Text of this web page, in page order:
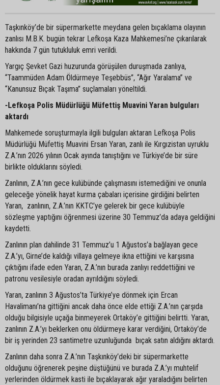
Taşkınköy’de bir süpermarkette meydana gelen bıçaklama olayının
zanlısı M.B.K. bugün tekrar Lefkoşa Kaza Mahkemesi’ne çıkarılarak
hakkında 7 gün tutukluluk emri verildi.
Yargıç Şevket Gazi huzurunda görüşülen duruşmada zanlıya,
“Taammüden Adam Öldürmeye Teşebbüs”, “Ağır Yaralama” ve
“Kanunsuz Bıçak Taşıma” suçlamaları yöneltildi.
-Lefkoşa Polis Müdürlüğü Müfettiş Muavini Yaran bulguları
aktardı
Mahkemede soruşturmayla ilgili bulguları aktaran Lefkoşa Polis
Müdürlüğü Müfettiş Muavini Ersan Yaran, zanlı ile Kırgızistan uyruklu
Z.A.’nın 2026 yılının Ocak ayında tanıştığını ve Türkiye’de bir süre
birlikte olduklarını söyledi.
Zanlının, Z.A.’nın gece kulübünde çalışmasını istemediğini ve onunla
geleceğe yönelik hayat kurma çabaları içerisine girdiğini belirten
Yaran, zanlının, Z.A.’nın KKTC’ye gelerek bir gece kulübüyle
sözleşme yaptığını öğrenmesi üzerine 30 Temmuz’da adaya geldiğini
kaydetti.
Zanlının plan dahilinde 31 Temmuz’u 1 Ağustos’a bağlayan gece
Z.A.’yı, Girne’de kaldığı villaya gelmeye ikna ettiğini ve karşısına
çıktığını ifade eden Yaran, Z.A.’nın burada zanlıyı reddettiğini ve
patronu vesilesiyle oradan ayrıldığını söyledi.
Yaran, zanlının 3 Ağustos’ta Türkiye’ye dönmek için Ercan
Havalimanı’na gittiğini ancak daha önce elde ettiği Z.A.’nın çarşıda
olduğu bilgisiyle uçağa binmeyerek Ortaköy’e gittiğini belirtti. Yaran,
zanlının Z.A.’yı beklerken onu öldürmeye karar verdiğini, Ortaköy’de
bir iş yerinden 23 santimetre uzunluğunda bıçak satın aldığını aktardı.
Zanlının daha sonra Z.A.’nın Taşkınköy’deki bir süpermarkette
olduğunu öğrenerek peşine düştüğünü ve burada Z.A.’yı muhtelif
yerlerinden öldürmek kasti ile bıçaklayarak ağır yaraladığını belirten